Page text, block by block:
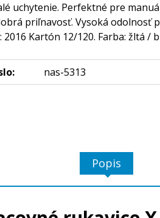
uchytenie. Perfektné pre
priľnavosť. Vysoká odolnosť
2016 Kartón 12/120. Farba: žltá /
nas-5313
Popis